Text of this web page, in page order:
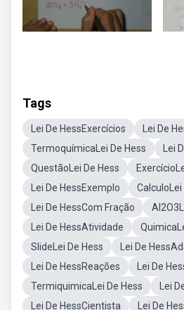
Tags
Lei De HessExercícios
Lei De
TermoquímicaLei De Hess
Lei
QuestãoLei De Hess
Lei De HessExemplo
CalculoLei
Lei De HessCom Fração
Lei De HessAtividade
SlideLei De Hess
Lei De
Lei De HessReações
Lei De
TermiquimicaLei De Hess
Lei
Lei De HessCientista
Lei De